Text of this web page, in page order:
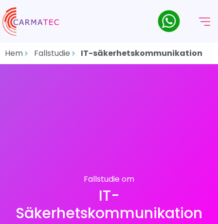
Hem Fallstudie IT-säkerhetskommunikation
Fallstudie om
IT-
Säkerhetskommunikation